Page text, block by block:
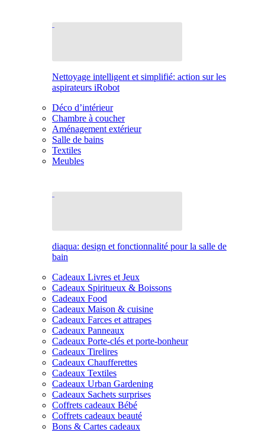
Nettoyage intelligent et simplifié: action sur les
aspirateurs iRobot
Déco d’intérieur
Chambre à coucher
Aménagement extérieur
Salle de bains
Textiles
Meubles
diaqua: design et fonctionnalité pour la salle de
bain
Cadeaux Livres et Jeux
Cadeaux Spiritueux & Boissons
Cadeaux Food
Cadeaux Maison & cuisine
Cadeaux Farces et attrapes
Cadeaux Panneaux
Cadeaux Porte-clés et porte-bonheur
Cadeaux Tirelires
Cadeaux Chaufferettes
Cadeaux Textiles
Cadeaux Urban Gardening
Cadeaux Sachets surprises
Coffrets cadeaux Bébé
Coffrets cadeaux beauté
Bons & Cartes cadeaux